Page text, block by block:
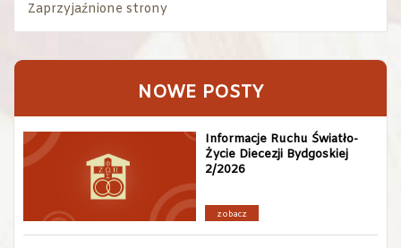
Zaprzyjaźnione strony
NOWE POSTY
Informacje Ruchu Światło-
Życie Diecezji Bydgoskiej
2/2026
zobacz